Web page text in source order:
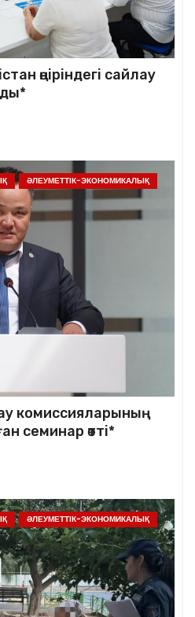
өңіріндегі сайлау
ӘЛЕУМЕТТІК-ЭКОНОМИКАЛЫҚ
комиссияларының
семинар өтті*
ӘЛЕУМЕТТІК-ЭКОНОМИКАЛЫҚ